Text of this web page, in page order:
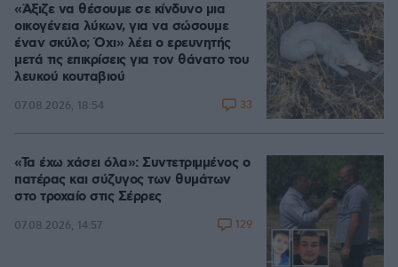
«Άξιζε να θέσουμε σε κίνδυνο μια
οικογένεια λύκων, για να σώσουμε
έναν σκύλο; Όχι» λέει ο ερευνητής
μετά τις επικρίσεις για τον θάνατο του
λευκού κουταβιού
07.08.2026, 18:54 33
«Τα έχω χάσει όλα»: Συντετριμμένος ο
πατέρας και σύζυγος των θυμάτων
στο τροχαίο στις Σέρρες
07.08.2026, 14:57 129